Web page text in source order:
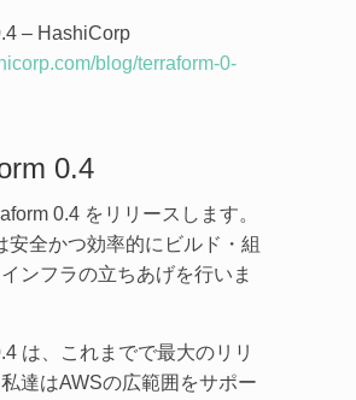
– HashiCorp
blog/terraform-0-
0.4
0.4 をリリースします。
安全かつ効率的にビルド・組
ンフラの立ちあげを行いま
は、これまでで最大のリリ
達はAWSの広範囲をサポー